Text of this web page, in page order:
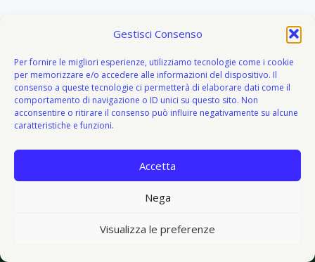
Gestisci Consenso
Per fornire le migliori esperienze, utilizziamo tecnologie come i cookie
per memorizzare e/o accedere alle informazioni del dispositivo. Il
consenso a queste tecnologie ci permetterà di elaborare dati come il
comportamento di navigazione o ID unici su questo sito. Non
acconsentire o ritirare il consenso può influire negativamente su alcune
caratteristiche e funzioni.
Accetta
Nega
Visualizza le preferenze
Bacheca del donatore
Kadence WP